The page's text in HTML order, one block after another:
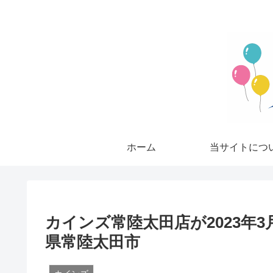
ホーム 当サイトにつ
カインズ常陸太田店が2023年
県常陸太田市